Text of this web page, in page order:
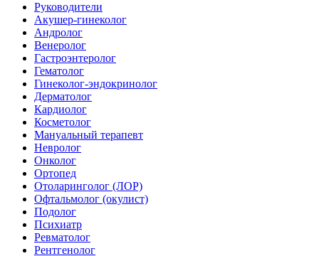
Руководители
Акушер-гинеколог
Андролог
Венеролог
Гастроэнтеролог
Гематолог
Гинеколог-эндокринолог
Дерматолог
Кардиолог
Косметолог
Мануальный терапевт
Невролог
Онколог
Ортопед
Отоларинголог (ЛОР)
Офтальмолог (окулист)
Подолог
Психиатр
Ревматолог
Рентгенолог